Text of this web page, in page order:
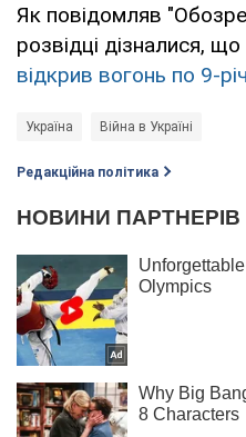
Як повідомляв
розвідці дізналися, що
відкрив вогонь по 9-
Україна Війна в Україні
Редакційна політика